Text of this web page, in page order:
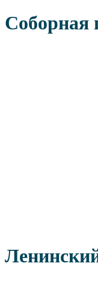
Соборная